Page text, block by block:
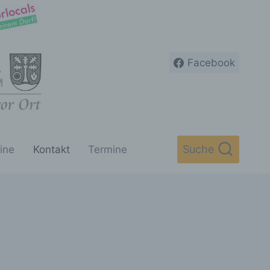
Facebook
Kontakt Termine Suche